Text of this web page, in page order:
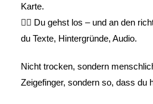
Karte.
🚶‍♂️ Du gehst los – und an den
du Texte, Hintergründe, Audio.
Nicht trocken, sondern
Zeigefinger, sondern so, dass du